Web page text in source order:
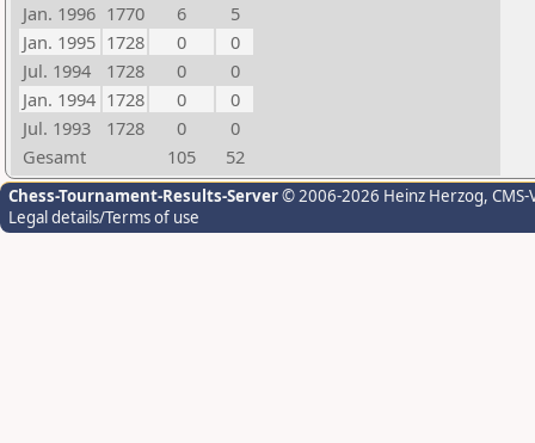
Jan. 1996 1770 6
5
Jan. 1995 1728 0
0
Jul. 1994
1728 0
0
Jan. 1994 1728 0
0
Jul. 1993
1728 0
0
Gesamt
105 52
Chess-Tournament-Results-Server© 2006-2026 Heinz Herzog,
Legal details/Terms of use